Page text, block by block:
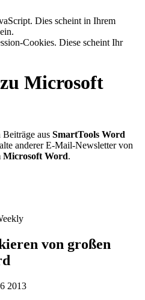
Dies scheint in Ihrem
Cookies. Diese scheint Ihr
Microsoft
Beiträge aus SmartTools Word
anderer E-Mail-Newsletter von
Microsoft Word.
von großen
2013